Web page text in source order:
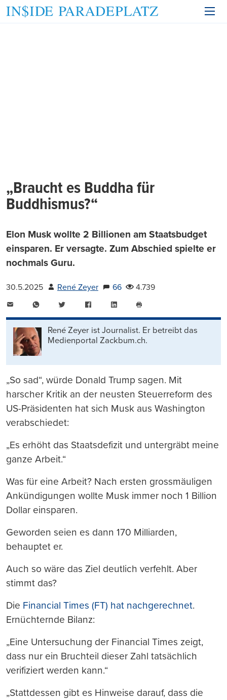
„Braucht es Buddha für
Buddhismus?“
Elon Musk wollte 2 Billionen am Staatsbudget
einsparen. Er versagte. Zum Abschied spielte er
nochmals Guru.
30.5.2025 René Zeyer 66
4.739
WhatsAppTwitter FacebookLinkedIn
drucken
René Zeyer ist Journalist. Er betreibt das
Medienportal Zackbum.ch.
„So sad“, würde Donald Trump sagen. Mit
harscher Kritik an der neusten Steuerreform des
US-Präsidenten hat sich Musk aus Washington
verabschiedet:
„Es erhöht das Staatsdefizit und untergräbt meine
ganze Arbeit.“
Was für eine Arbeit? Nach ersten grossmäuligen
Ankündigungen wollte Musk immer noch 1 Billion
Dollar einsparen.
Geworden seien es dann 170 Milliarden,
behauptet er.
Auch so wäre das Ziel deutlich verfehlt. Aber
stimmt das?
Die Financial Times (FT) hat nachgerechnet.
Ernüchternde Bilanz:
„Eine Untersuchung der Financial Times zeigt,
dass nur ein Bruchteil dieser Zahl tatsächlich
verifiziert werden kann.“
„Stattdessen gibt es Hinweise darauf, dass die